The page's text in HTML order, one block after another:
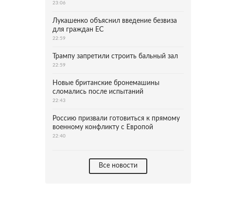
23:06
Лукашенко объяснил введение безвиза
для граждан ЕС
22:59
Трампу запретили строить бальный зал
22:59
Новые британские бронемашины
сломались после испытаний
22:43
Россию призвали готовиться к прямому
военному конфликту с Европой
22:40
Все новости